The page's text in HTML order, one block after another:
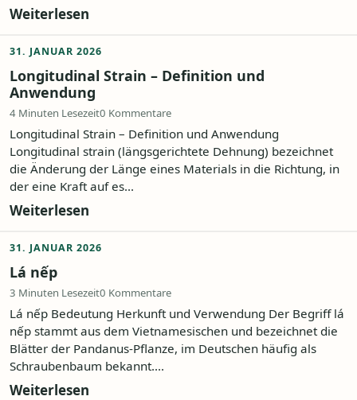
Weiterlesen
31. JANUAR 2026
Longitudinal Strain – Definition und
Anwendung
4 Minuten Lesezeit0 Kommentare
Longitudinal Strain – Definition und Anwendung
Longitudinal strain (längsgerichtete Dehnung) bezeichnet
die Änderung der Länge eines Materials in die Richtung, in
der eine Kraft auf es...
Weiterlesen
31. JANUAR 2026
Lá nếp
3 Minuten Lesezeit0 Kommentare
Lá nếp Bedeutung Herkunft und Verwendung Der Begriff lá
nếp stammt aus dem Vietnamesischen und bezeichnet die
Blätter der Pandanus-Pflanze, im Deutschen häufig als
Schraubenbaum bekannt....
Weiterlesen